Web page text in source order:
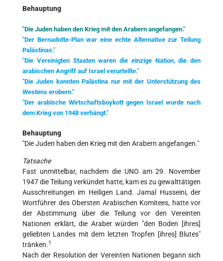
Behauptung
"Die Juden haben den Krieg mit den Arabern angefangen."
"Der Bernadotte-Plan war eine echte Alternative zur Teilung
Palästinas."
"Die Vereinigten Staaten waren die einzige Nation, die den
arabischen Angriff auf Israel verurteilte."
"Die Juden konnten Palästina nur mit der Unterstützung des
Westens erobern."
"Der arabische Wirtschaftsboykott gegen Israel wurde nach
dem Krieg von 1948 verhängt."
Behauptung
"Die Juden haben den Krieg mit den Arabern angefangen."
Tatsache
Fast unmittelbar, nachdem die UNO am 29. November
1947 die Teilung verkündet hatte, kam es zu gewalttätigen
Ausschreitungen im Heiligen Land. Jamal Husseini, der
Wortführer des Obersten Arabischen Komitees, hatte vor
der Abstimmung über die Teilung vor den Vereinten
Nationen erklärt, die Araber würden "den Boden [ihres]
geliebten Landes mit dem letzten Tropfen [ihres] Blutes"
tränken.1
Nach der Resolution der Vereinten Nationen begann sich